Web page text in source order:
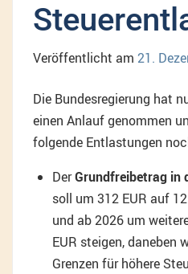
Veröffentlicht am 21.
Die Bundesregierung hat
einen Anlauf genommen
folgende Entlastungen
DerGrundfreibetrag in
soll um 312 EUR auf
und ab 2026 um
EUR steigen, daneben
Grenzen für höhere